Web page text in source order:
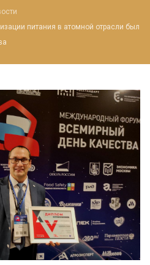
питания в атомной отрасли был